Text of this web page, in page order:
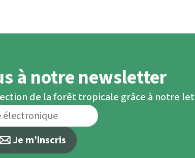
à notre newsletter
de la forêt tropicale grâce à notre
Je m’inscris